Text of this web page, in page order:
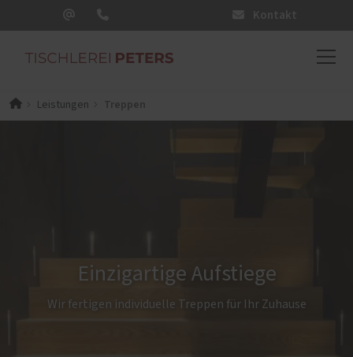
Kontakt
Leistungen Treppen
Einzigartige Aufstiege
Wir fertigen individuelle Treppen für Ihr Zuhause